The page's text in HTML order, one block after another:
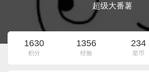
超级大番薯
1630
积分
1356
经验
234
星币